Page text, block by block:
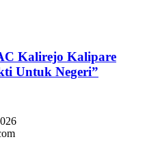
Kalirejo Kalipare
Untuk Negeri”